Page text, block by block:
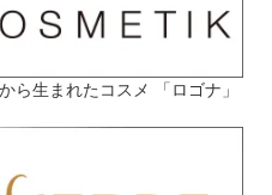
ら生まれたコスメ 「ロゴナ」